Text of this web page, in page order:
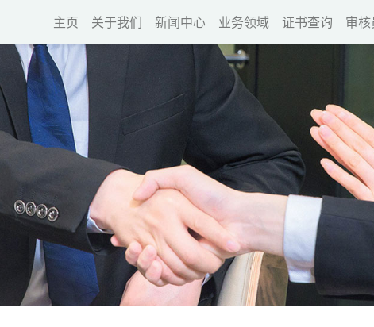
主页 关于我们 新闻中心 业务领域 证书查询 审核